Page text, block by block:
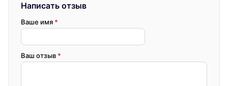
Написать отзыв
Ваше имя *
Ваш отзыв *